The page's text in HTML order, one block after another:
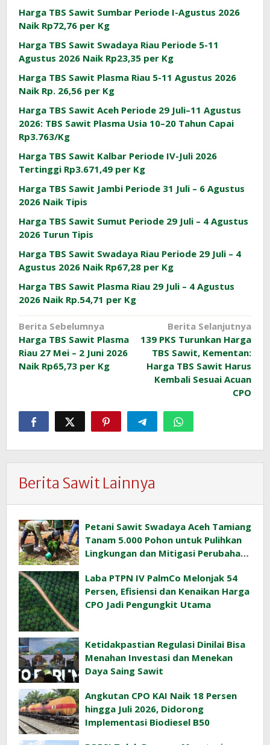
Harga TBS Sawit Sumbar Periode I-Agustus 2026
Naik Rp72,76 per Kg
Harga TBS Sawit Swadaya Riau Periode 5-11
Agustus 2026 Naik Rp23,35 per Kg
Harga TBS Sawit Plasma Riau 5-11 Agustus 2026
Naik Rp. 26,56 per Kg
Harga TBS Sawit Aceh Periode 29 Juli–11 Agustus
2026: TBS Sawit Plasma Usia 10–20 Tahun Capai
Rp3.763/Kg
Harga TBS Sawit Kalbar Periode IV-Juli 2026
Tertinggi Rp3.671,49 per Kg
Harga TBS Sawit Jambi Periode 31 Juli – 6 Agustus
2026 Naik Tipis
Harga TBS Sawit Sumut Periode 29 Juli – 4 Agustus
2026 Turun Tipis
Harga TBS Sawit Swadaya Riau Periode 29 Juli – 4
Agustus 2026 Naik Rp67,28 per Kg
Harga TBS Sawit Plasma Riau 29 Juli – 4 Agustus
2026 Naik Rp.54,71 per Kg
Navigasi
pos
Berita Sebelumnya
Harga TBS Sawit Plasma
Riau 27 Mei – 2 Juni 2026
Naik Rp65,73 per Kg
Berita Selanjutnya
139 PKS Turunkan Harga
TBS Sawit, Kementan:
Harga TBS Sawit Harus
Kembali Sesuai Acuan
CPO
Berita Sawit Lainnya
Petani Sawit Swadaya Aceh Tamiang
Tanam 5.000 Pohon untuk Pulihkan
Lingkungan dan Mitigasi Perubahan
Laba PTPN IV PalmCo Melonjak 54
Persen, Efisiensi dan Kenaikan Harga
CPO Jadi Pengungkit Utama
Ketidakpastian Regulasi Dinilai Bisa
Menahan Investasi dan Menekan
Daya Saing Sawit
Angkutan CPO KAI Naik 18 Persen
hingga Juli 2026, Didorong
Implementasi Biodiesel B50